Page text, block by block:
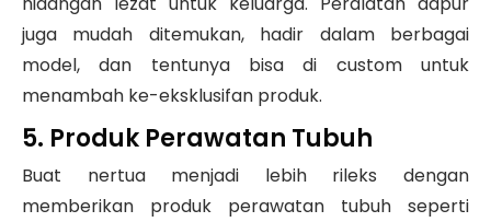
juga mudah ditemukan, hadir dalam berbagai
model, dan tentunya bisa di custom untuk
menambah ke-eksklusifan produk.
5. Produk Perawatan Tubuh
Buat nertua menjadi lebih rileks dengan
memberikan produk perawatan tubuh seperti